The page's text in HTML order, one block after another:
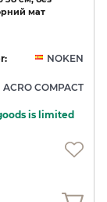
мат
NOKEN
ACRO COMPACT
is limited